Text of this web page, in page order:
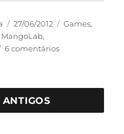
Publicado
em
27/06/2012 Categorias
Games,
MangoLab,
6 comentáriosem